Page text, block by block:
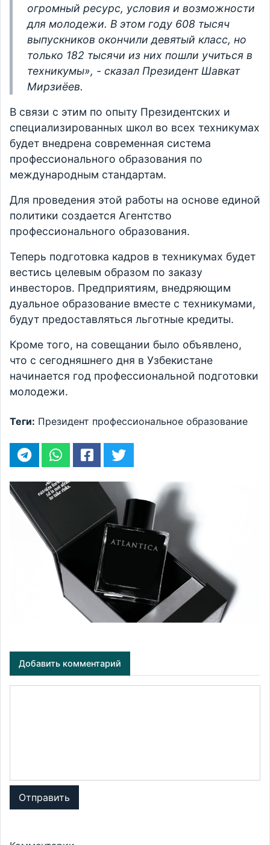
огромный ресурс, условия и возможности
для молодежи. В этом году 608 тысяч
выпускников окончили девятый класс, но
только 182 тысячи из них пошли учиться в
техникумы», - сказал Президент Шавкат
Мирзиёев.
В связи с этим по опыту Президентских и
специализированных школ во всех техникумах
будет внедрена современная система
профессионального образования по
международным стандартам.
Для проведения этой работы на основе единой
политики создается Агентство
профессионального образования.
Теперь подготовка кадров в техникумах будет
вестись целевым образом по заказу
инвесторов. Предприятиям, внедряющим
дуальное образование вместе с техникумами,
будут предоставляться льготные кредиты.
Кроме того, на совещании было объявлено,
что с сегодняшнего дня в Узбекистане
начинается год профессиональной подготовки
молодежи.
Теги: Президент профессиональное образование
Добавить комментарий
Отправить